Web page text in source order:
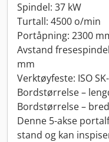
Spindel: 37 kW
Turtall: 4500 o/min
Portåpning: 2300
Avstand
mm
Verktøyfeste: ISO
Bordstørrelse –
Bordstørrelse –
Denne 5-akse
stand og kan